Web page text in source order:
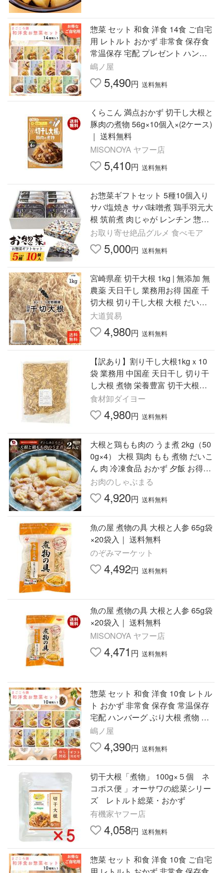
惣菜 セット 和食 洋食 14食 ご自宅
用 レトルト おかず 非常食 保存食
常温保存 宅配 プレゼント ハンバ
ーグ ぶり大根 煮物 レンジ まごこ
ろ膳 一人暮らし
嶋ノ屋
5,490円 送料無料
くらこん 満点おかず 切干し大根と
豚肉の煮物 56g×10個入×(2ケース)
｜ 送料無料
MISONOYA ヤフー店
5,410円 送料無料
お惣菜ギフトセット 5種10個入り
サバ塩焼き サバ味噌煮 鶏手羽元大
根 筑前煮 肉じゃが レンチン 惣菜
レトルト食材 和食 煮魚 煮物 熨斗
対応可 常温配送
お取り寄せ絶品グルメ 食べモア
5,000円 送料無料
宮崎県産 切干大根 1kg | 無添加 無
農薬 天日干し 業務用お得 国産 千
切大根 切り干し大根 大根 だいこ
ん 煮物 栄養豊富 おすすめ【送料
無料】
大道貿易
4,980円 送料無料
【訳あり】割り干し大根1kgｘ10
袋 業務用 中国産 天日干し 切り干
し大根 煮物 栄養豊富 切干大根
【賞味期限2027.05.10】【送料無
料 沖縄追加送料1200円】
食材卸ダイヨー
4,980円 送料無料
大根と鶏もも肉の うま煮 2kg（50
0g×4） 大根 鶏肉 もも 煮物 だいこ
ん 肉 冷凍食品 おかず 夕飯 お得用
お手軽 ＊当日発送 爆買
お肉のしゃぶまる
4,920円 送料無料
魚の屋 煮物の具 大根と人参 65g袋
×20袋入｜ 送料無料
のぞみマーケット
4,492円 送料無料
魚の屋 煮物の具 大根と人参 65g袋
×20袋入｜ 送料無料
MISONOYA ヤフー店
4,471 円 送料無料
惣菜 セット 和食 洋食 10食 レトル
ト おかず 非常食 保存食 常温保存
宅配 ハンバーグ ぶり大根 煮物 レ
ンジ まごころ膳 ギフト お中元 御
中元
嶋ノ屋
4,390円 送料無料
切干大根「煮物」 100g×５個 ネ
コポス便 」オーサワの総菜シリー
ズ レトルト総菜・おかず
有機家ヤフー店
4,058円 送料無料
惣菜 セット 和食 洋食 10食 ご自宅